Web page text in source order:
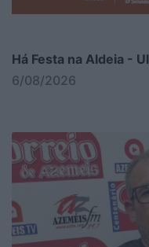
Há Festa na Aldeia - Ul
6/08/2026